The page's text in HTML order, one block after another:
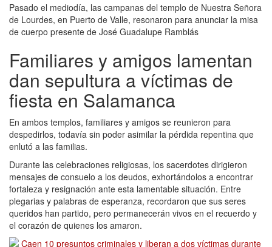
Pasado el mediodía, las campanas del templo de Nuestra Señora
de Lourdes, en Puerto de Valle, resonaron para anunciar la misa
de cuerpo presente de José Guadalupe Ramblás
Familiares y amigos lamentan
dan sepultura a víctimas de
fiesta en Salamanca
En ambos templos, familiares y amigos se reunieron para
despedirlos, todavía sin poder asimilar la pérdida repentina que
enlutó a las familias.
Durante las celebraciones religiosas, los sacerdotes dirigieron
mensajes de consuelo a los deudos, exhortándolos a encontrar
fortaleza y resignación ante esta lamentable situación. Entre
plegarias y palabras de esperanza, recordaron que sus seres
queridos han partido, pero permanecerán vivos en el recuerdo y
el corazón de quienes los amaron.